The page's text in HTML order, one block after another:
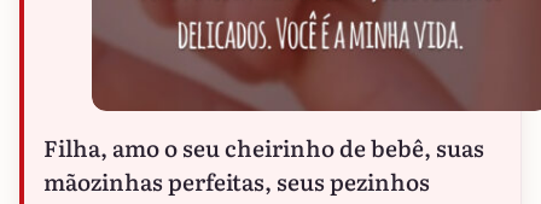
Filha, amo o seu cheirinho de bebê, suas
mãozinhas perfeitas, seus pezinhos